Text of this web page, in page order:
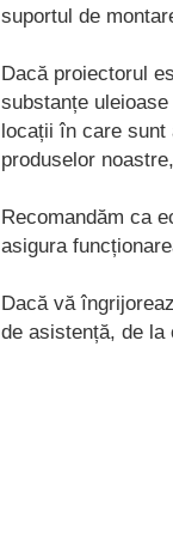
suportul de
Dacă proiectorul
substanțe
locații în care
produselor
Recomandăm ca
asigura
Dacă vă
de asistență, de la